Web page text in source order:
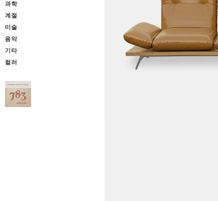
과학
계절
미술
음악
기타
컬러